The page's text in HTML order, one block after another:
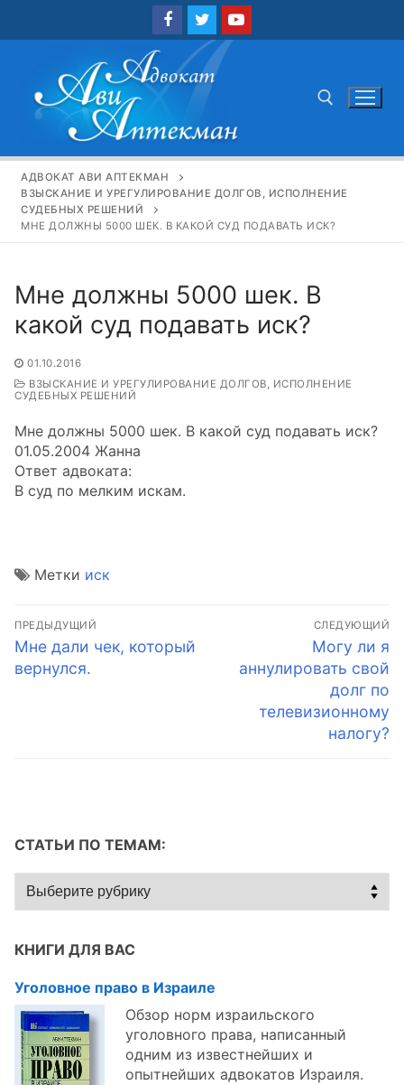
Найти:
АДВОКАТ АВИ АПТЕКМАН
ВЗЫСКАНИЕ И УРЕГУЛИРОВАНИЕ ДОЛГОВ, ИСПОЛНЕНИЕ
СУДЕБНЫХ РЕШЕНИЙ
МНЕ ДОЛЖНЫ 5000 ШЕК. В КАКОЙ СУД ПОДАВАТЬ ИСК?
Мне должны 5000 шек. В
какой суд подавать иск?
01.10.2016
ВЗЫСКАНИЕ И УРЕГУЛИРОВАНИЕ ДОЛГОВ, ИСПОЛНЕНИЕ
СУДЕБНЫХ РЕШЕНИЙ
Мне должны 5000 шек. В какой суд подавать иск?
01.05.2004 Жанна
Ответ адвоката:
В суд по мелким искам.
Метки иск
Навигация
по
записям
ПРЕДЫДУЩИЙ
Предыдущая
запись:
Мне дали чек, который
вернулся.
СЛЕДУЮЩИЙ
Следующая
запись:
Могу ли я
аннулировать свой
долг по
телевизионному
налогу?
СТАТЬИ ПО ТЕМАМ:
Статьи
по
КНИГИ ДЛЯ ВАС
Уголовное право в Израиле
Обзор норм израильского
уголовного права, написанный
одним из известнейших и
опытнейших адвокатов Израиля.